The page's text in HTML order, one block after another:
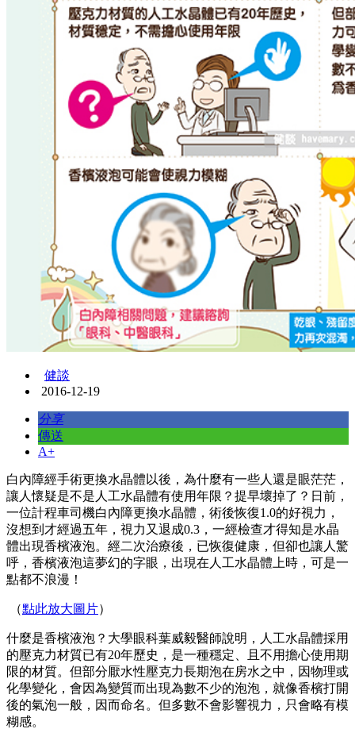
健談
2016-12-19
分享
傳送
A+
白內障經手術更換水晶體以後，為什麼有一些人還是眼茫茫，
讓人懷疑是不是人工水晶體有使用年限？提早壞掉了？日前，
一位計程車司機白內障更換水晶體，術後恢復1.0的好視力，
沒想到才經過五年，視力又退成0.3，一經檢查才得知是水晶
體出現香檳液泡。經二次治療後，已恢復健康，但卻也讓人驚
呼，香檳液泡這夢幻的字眼，出現在人工水晶體上時，可是一
點都不浪漫！
（點此放大圖片）
什麼是香檳液泡？大學眼科葉威毅醫師說明，人工水晶體採用
的壓克力材質已有20年歷史，是一種穩定、且不用擔心使用期
限的材質。但部分厭水性壓克力長期泡在房水之中，因物理或
化學變化，會因為變質而出現為數不少的泡泡，就像香檳打開
後的氣泡一般，因而命名。但多數不會影響視力，只會略有模
糊感。